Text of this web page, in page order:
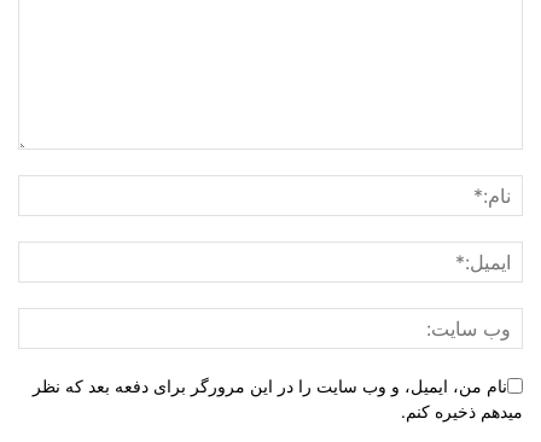
نام من، ایمیل، و وب سایت را در این مرورگر برای دفعه بعد که نظر
میدهم ذخیره کنم.